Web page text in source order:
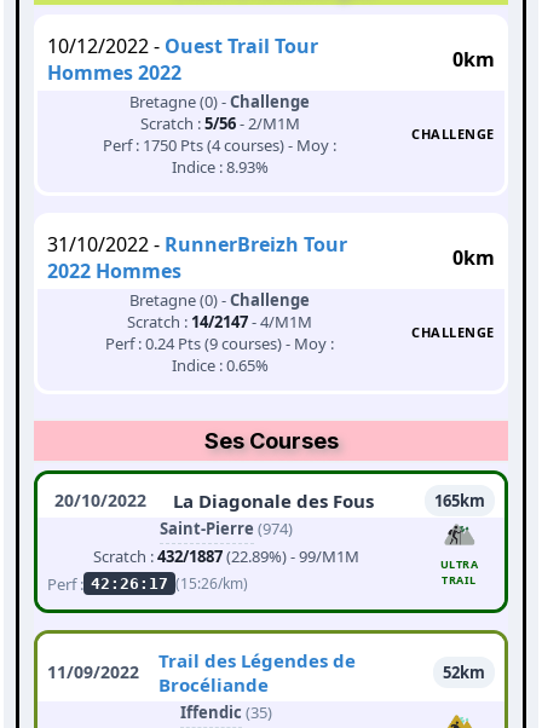
10/12/2022 - Ouest Trail Tour
Hommes 2022
0km
Bretagne (0) -Challenge
Scratch :5/56- 2/M1M
Perf : 1750 Pts (4 courses) - Moy :
Indice : 8.93%
CHALLENGE
31/10/2022 - RunnerBreizh Tour
2022 Hommes
0km
Bretagne (0) -Challenge
Scratch : 14/2147- 4/M1M
Perf : 0.24 Pts (9 courses) - Moy :
Indice : 0.65%
CHALLENGE
Ses Courses
20/10/2022 La Diagonale des Fous
165km
Saint-Pierre (974)
Scratch :432/1887(22.89%) - 99/M1M
Perf : 42:26:17 (15:26/km)
ULTRA
TRAIL
11/09/2022
Trail des Légendes de
Brocéliande
52km
Iffendic (35)